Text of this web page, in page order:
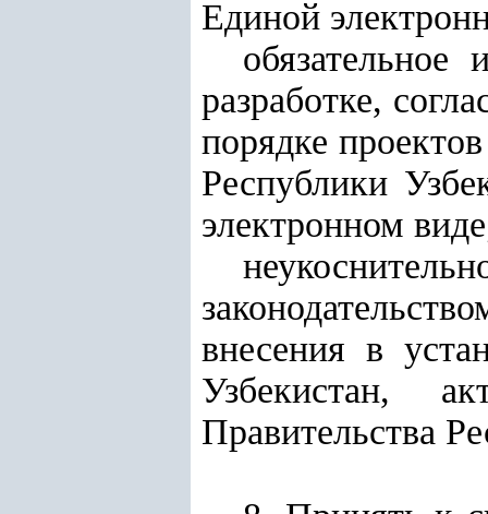
Единой
разработке,
порядке
Республики
электронном
внесения в
Узбекистан,
Правительства